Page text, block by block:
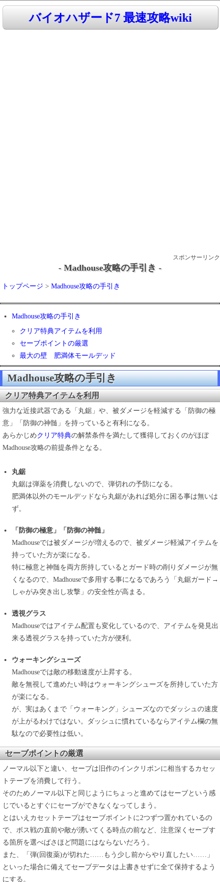
バイオハザード7 最速攻略wiki
スポンサーリンク
- Madhouse攻略の手引き -
トップページ > Madhouse攻略の手引き
Madhouse攻略の手引き
クリア特典アイテムを利用
セーブポイントの厳選
最大の壁 肥満体モールデッド
Madhouse攻略の手引き
クリア特典アイテムを利用
強力な近接武器である「丸鋸」や、被ダメージを軽減する「防御の極
意」「防御の神髄」を持っていると有利になる。
あらかじめクリア特典の解禁条件を満たして獲得しておくのがほぼ
Madhouse攻略の前提条件となる。
丸鋸
丸鋸は弾薬を消費しないので、弾切れの予防になる。
肥満体以外のモールデッドなら丸鋸があれば処分に困る事は無いは
ず。
「防御の極意」「防御の神髄」
Madhouseでは被ダメージが増えるので、被ダメージ軽減アイテムを
持っていた方が楽になる。
特に極意と神髄を両方所持しているとガード時の削りダメージが無
くなるので、Madhouseで多用する事になるであろう「丸鋸ガード→
しゃがみ突き出し攻撃」の安全性が高まる。
透視グラス
Madhouseではアイテム配置も変化しているので、アイテムを発見出
来る透視グラスを持っていた方が便利。
ウォーキングシューズ
Madhouseでは敵の移動速度が上昇する。
敵を無視して進めたい時はウォーキングシューズを所持していた方
が楽になる。
が、実はあくまで「ウォーキング」シューズなのでダッシュの速度
が上がるわけではない。ダッシュに慣れているならアイテム欄の無
駄なので必要性は低い。
セーブポイントの厳選
ノーマル以下と違い、セーブは旧作のインクリボンに相当するカセッ
トテープを消費して行う。
そのためノーマル以下と同じようにちょっと進めてはセーブという感
じでいるとすぐにセーブができなくなってしまう。
とはいえカセットテープはセーブポイントに2つずつ置かれているの
で、ボス戦の直前や敵が湧いてくる時点の前など、注意深くセーブす
る箇所を選べばさほど問題にはならないだろう。
また、「弾(回復薬)が切れた……もう少し前からやり直したい……」
といった場合に備えてセーブデータは上書きせずに全て保持するよう
にする。